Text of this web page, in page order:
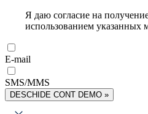
Я даю согласие на
использованием указанных
E-mail
SMS/MMS
DESCHIDE CONT DEMO »